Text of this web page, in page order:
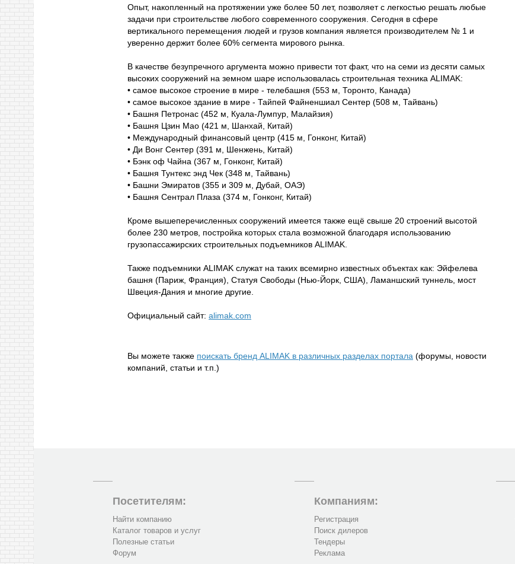
Опыт, накопленный на протяжении уже более 50 лет, позволяет с легкостью решать любые
задачи при строительстве любого современного сооружения. Сегодня в сфере
вертикального перемещения людей и грузов компания является производителем № 1 и
уверенно держит более 60% сегмента мирового рынка.
В качестве безупречного аргумента можно привести тот факт, что на семи из десяти самых
высоких сооружений на земном шаре использовалась строительная техника ALIMAK:
• самое высокое строение в мире - телебашня (553 м, Торонто, Канада)
• самое высокое здание в мире - Тайпей Файненшиал Сентер (508 м, Тайвань)
• Башня Петронac (452 м, Куала-Лумпур, Малайзия)
• Башня Цзин Мао (421 м, Шанхай, Китай)
• Международный финансовый центр (415 м, Гонконг, Китай)
• Ди Вонг Сентер (391 м, Шенжень, Китай)
• Бэнк оф Чайна (367 м, Гонконг, Китай)
• Башня Тунтекс энд Чек (348 м, Тайвань)
• Башни Эмиратов (355 и 309 м, Дубай, ОАЭ)
• Башня Сентрал Плаза (374 м, Гонконг, Китай)
Кроме вышеперечисленных сооружений имеется также ещё свыше 20 строений высотой
более 230 метров, постройка которых стала возможной благодаря использованию
грузопассажирских строительных подъемников ALIMAK.
Также подъемники ALIMAK служат на таких всемирно известных объектах как: Эйфелева
башня (Париж, Франция), Статуя Свободы (Нью-Йорк, США), Ламаншский туннель, мост
Швеция-Дания и многие другие.
Официальный сайт: alimak.com
Вы можете также поискать бренд ALIMAK в различных разделах портала (форумы, новости
компаний, статьи и т.п.)
Посетителям:
Найти компанию
Каталог товаров и услуг
Полезные статьи
Форум
Компаниям:
Регистрация
Поиск дилеров
Тендеры
Реклама